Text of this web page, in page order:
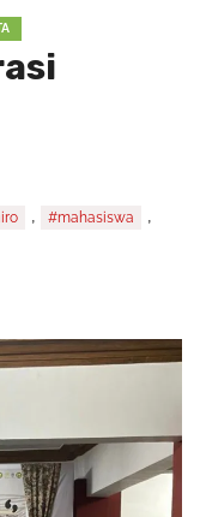
, #mahasiswa ,